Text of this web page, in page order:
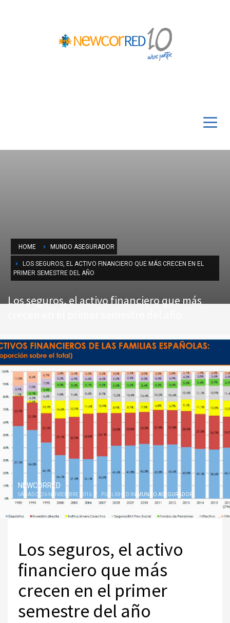
HOME MUNDO ASEGURADOR
LOS SEGUROS, EL ACTIVO FINANCIERO QUE MÁS CRECEN EN EL
PRIMER SEMESTRE DEL AÑO
Los seguros, el activo financiero que más
NEWCORRED
SÁBADO, 26 NOVIEMBRE 2016 / PUBLISHED IN MUNDO ASEGURADOR
Los seguros, el activo
financiero que más
crecen en el primer
semestre del año